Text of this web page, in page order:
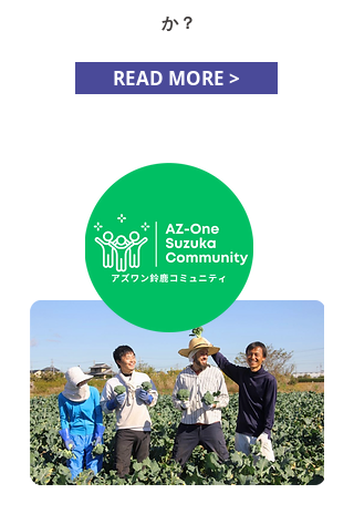
か？
READ MORE >